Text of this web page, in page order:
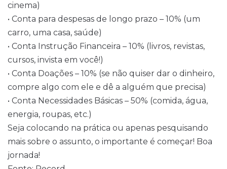
cinema)
• Conta para despesas de longo prazo – 10% (um
carro, uma casa, saúde)
• Conta Instrução Financeira – 10% (livros, revistas,
cursos, invista em você!)
• Conta Doações – 10% (se não quiser dar o dinheiro,
compre algo com ele e dê a alguém que precisa)
• Conta Necessidades Básicas – 50% (comida, água,
energia, roupas, etc.)
Seja colocando na prática ou apenas pesquisando
mais sobre o assunto, o importante é começar! Boa
jornada!